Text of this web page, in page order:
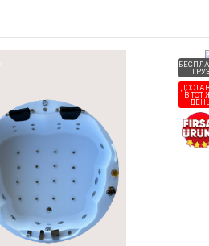
ГРУЗ
В ТОТ